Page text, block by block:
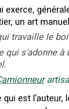
exerce,
un art
travaille le
qui s'adonne à
qui est l’auteur,